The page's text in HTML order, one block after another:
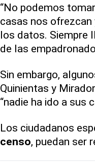
“No podemos
casas nos
los datos. Siempre
de las
Sin embargo,
Quinientas y
“nadie ha ido a sus
Los ciudadanos
censo, puedan ser